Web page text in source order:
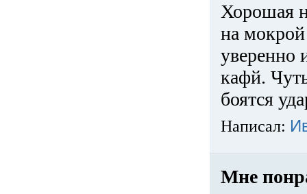
Хорошая
на
уверенно
кафй.
боятся
Написал:
Мне